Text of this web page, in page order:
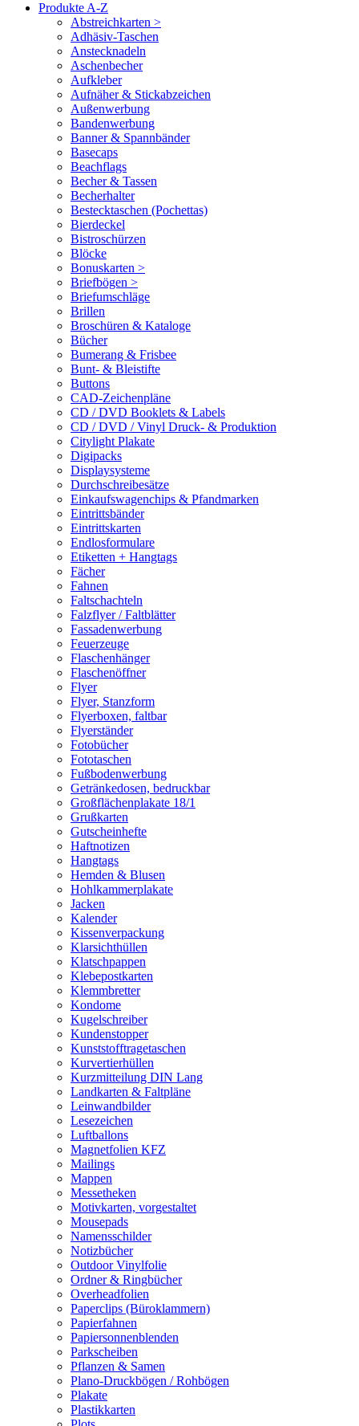
Produkte A-Z
Abstreichkarten >
Adhäsiv-Taschen
Anstecknadeln
Aschenbecher
Aufkleber
Aufnäher & Stickabzeichen
Außenwerbung
Bandenwerbung
Banner & Spannbänder
Basecaps
Beachflags
Becher & Tassen
Becherhalter
Bestecktaschen (Pochettas)
Bierdeckel
Bistroschürzen
Blöcke
Bonuskarten >
Briefbögen >
Briefumschläge
Brillen
Broschüren & Kataloge
Bücher
Bumerang & Frisbee
Bunt- & Bleistifte
Buttons
CAD-Zeichenpläne
CD / DVD Booklets & Labels
CD / DVD / Vinyl Druck- & Produktion
Citylight Plakate
Digipacks
Displaysysteme
Durchschreibesätze
Einkaufswagenchips & Pfandmarken
Eintrittsbänder
Eintrittskarten
Endlosformulare
Etiketten + Hangtags
Fächer
Fahnen
Faltschachteln
Falzflyer / Faltblätter
Fassadenwerbung
Feuerzeuge
Flaschenhänger
Flaschenöffner
Flyer
Flyer, Stanzform
Flyerboxen, faltbar
Flyerständer
Fotobücher
Fototaschen
Fußbodenwerbung
Getränkedosen, bedruckbar
Großflächenplakate 18/1
Grußkarten
Gutscheinhefte
Haftnotizen
Hangtags
Hemden & Blusen
Hohlkammerplakate
Jacken
Kalender
Kissenverpackung
Klarsichthüllen
Klatschpappen
Klebepostkarten
Klemmbretter
Kondome
Kugelschreiber
Kundenstopper
Kunststofftragetaschen
Kurvertierhüllen
Kurzmitteilung DIN Lang
Landkarten & Faltpläne
Leinwandbilder
Lesezeichen
Luftballons
Magnetfolien KFZ
Mailings
Mappen
Messetheken
Motivkarten, vorgestaltet
Mousepads
Namensschilder
Notizbücher
Outdoor Vinylfolie
Ordner & Ringbücher
Overheadfolien
Paperclips (Büroklammern)
Papierfahnen
Papiersonnenblenden
Parkscheiben
Pflanzen & Samen
Plano-Druckbögen / Rohbögen
Plakate
Plastikkarten